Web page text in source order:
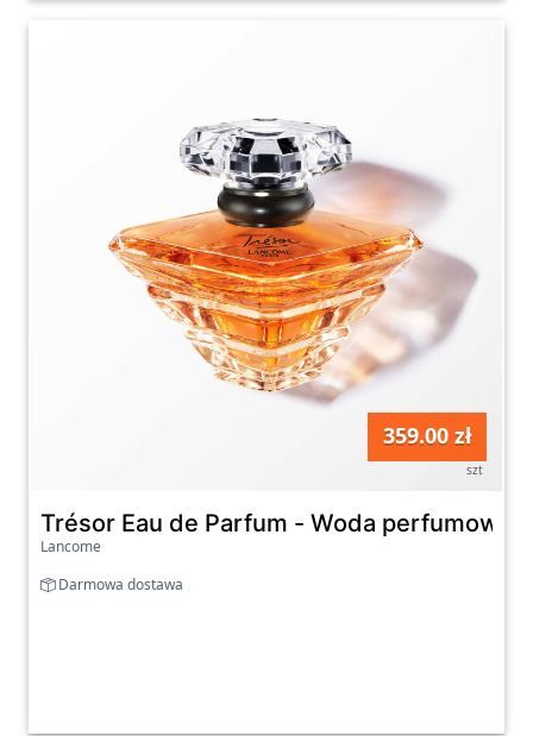
359.00 zł
szt
Trésor Eau de Parfum - Woda
Lancome
Darmowa dostawa